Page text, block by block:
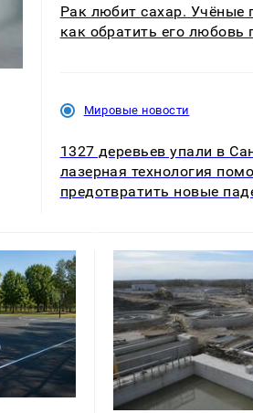
Рак любит сахар. Учёные
как обратить его любовь
Мировые новости
1327 деревьев упали в
лазерная технология
предотвратить новые